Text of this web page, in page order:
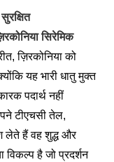
सिरेमिक
ज़िरकोनिया को
यह भारी धातु मुक्त
पदार्थ नहीं
टीएचसी तेल,
लेते हैं वह शुद्ध और
है जो प्रदर्शन